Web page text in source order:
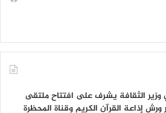
وزير الثقافة يشرف على افتتاح ملتقى
ورش إذاعة القرآن الكريم وقناة المحظرة